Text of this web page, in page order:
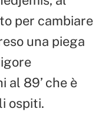
per cambiare
una piega
al 89’ che è
ospiti.